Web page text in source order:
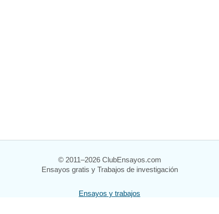
© 2011–2026 ClubEnsayos.com
Ensayos gratis y Trabajos de investigación
Ensayos y trabajos